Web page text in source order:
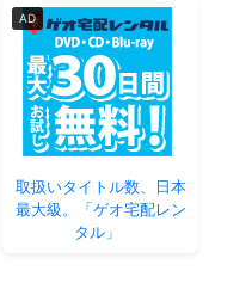
AD
取扱いタイトル数、日本
最大級。「ゲオ宅配レン
タル」